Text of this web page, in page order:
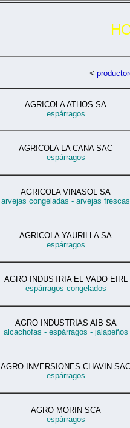
<
AGRICOLA ATHOS SA
espárragos
AGRICOLA LA CANA SAC
espárragos
AGRICOLA VINASOL SA
arvejas congeladas - arvejas frescas
AGRICOLA YAURILLA SA
espárragos
AGRO INDUSTRIA EL VADO EIRL
espárragos congelados
AGRO INDUSTRIAS AIB SA
alcachofas - espárragos - jalapeños
AGRO INVERSIONES CHAVIN SAC
espárragos
AGRO MORIN SCA
espárragos